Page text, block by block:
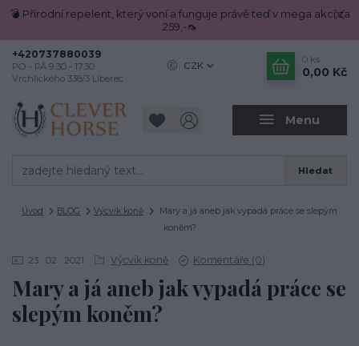
💣 Přírodní repelent, který voní a funguje právě teď v mega akci za
259,-🦟
Menu
CZK
Hledat
+420737880039
PO - PÁ 9.30 - 17.30
Vrchlického 338/3 Liberec
0 ks
0,00 Kč
Úvod BLOG Výcvik koně
Mary a já aneb jak vypadá práce se slepým
koněm?
23 02 2021 Výcvik koně Komentáře (0)
Mary a já aneb jak vypadá práce se
slepým koněm?